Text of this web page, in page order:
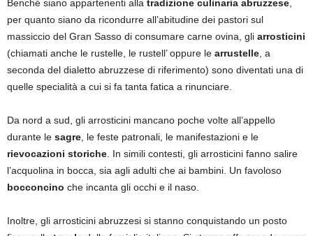
Benché siano appartenenti alla tradizione culinaria abruzzese
per quanto siano da ricondurre all’abitudine dei pastori sul
massiccio del Gran Sasso di consumare carne ovina, gli arrosticini
(chiamati anche le rustelle, le rustell’ oppure le arrustelle , a
seconda del dialetto abruzzese di riferimento) sono diventati una di
quelle specialità a cui si fa tanta fatica a rinunciare.
Da nord a sud, gli arrosticini mancano poche volte all’appello
durante le sagre , le feste patronali, le manifestazioni e le
rievocazioni storiche . In simili contesti, gli arrosticini fanno salire
l’acquolina in bocca, sia agli adulti che ai bambini. Un favoloso
bocconcino che incanta gli occhi e il naso.
Inoltre, gli arrosticini abruzzesi si stanno conquistando un posto